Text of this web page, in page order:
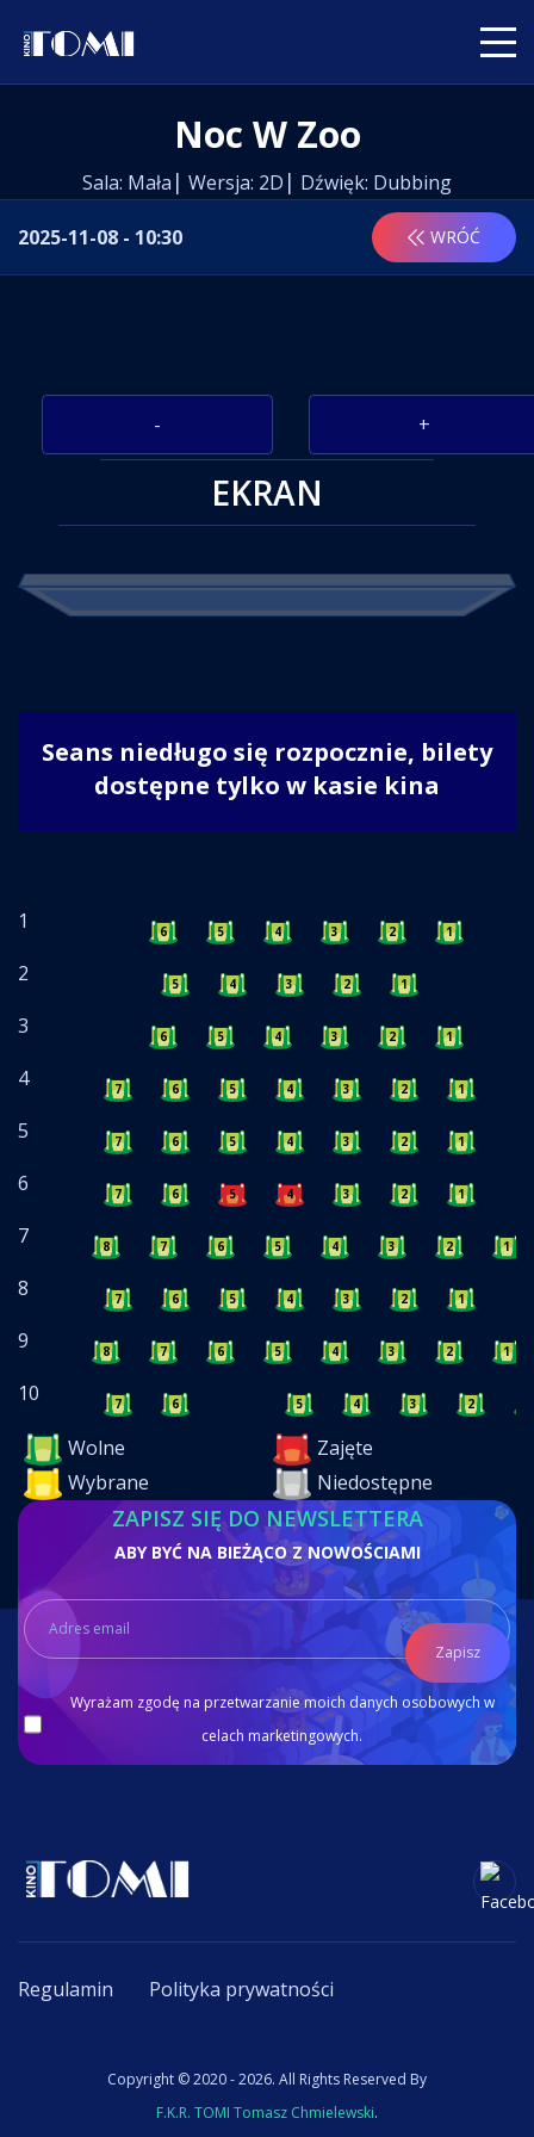
Noc W Zoo
Sala: Mała Wersja: 2D Dźwięk: Dubbing
WRÓĆ
2025-11-08 - 10:30
- +
EKRAN
Seans niedługo się rozpocznie, bilety
dostępne tylko w kasie kina
1 6 5 4 3 2 1
2 5 4 3 2 1
3 6 5 4 3 2 1
4 7 6 5 4 3 2 1
5 7 6 5 4 3 2 1
6 7 6 5 4 3 2 1
7 8 7 6 5 4 3 2 1
8 7 6 5 4 3 2 1
9 8 7 6 5 4 3 2 1
10 7 6 5 4 3 2
Wolne
Zajęte
Wybrane
Niedostępne
ZAPISZ SIĘ DO NEWSLETTERA
ABY BYĆ NA BIEŻĄCO Z NOWOŚCIAMI
Zapisz
Wyrażam zgodę na przetwarzanie moich danych osobowych w
celach marketingowych.
Regulamin Polityka prywatności
Copyright © 2020 - 2026. All Rights Reserved By
F.K.R. TOMI Tomasz Chmielewski.